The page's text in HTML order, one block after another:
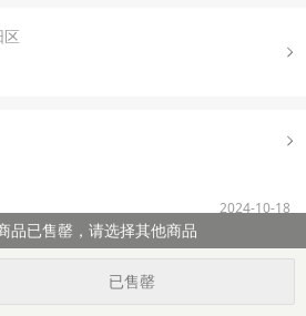
2024-10-18
会是吉他🎸~）
品已售罄，请选择其他商品
已售罄